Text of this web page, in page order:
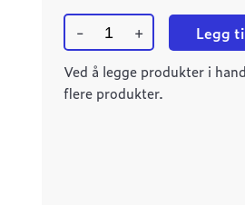
-
Boltesett
DN150-
200
M20x75
+ Legg
Ved å legge produkter i
flere produkter.